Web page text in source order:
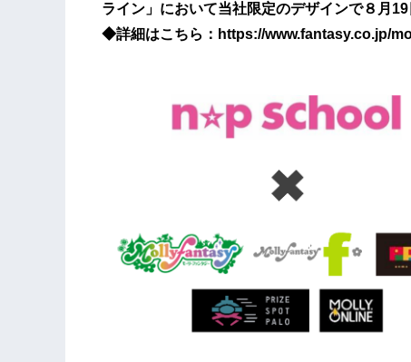
ライン」において当社限定のデザインで８月
◆詳細はこちら：https://www.fantasy.co.jp/